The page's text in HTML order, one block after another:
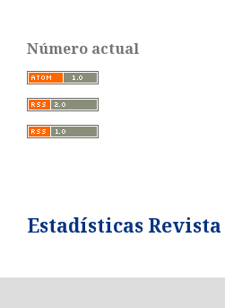
Número actual
Estadísticas